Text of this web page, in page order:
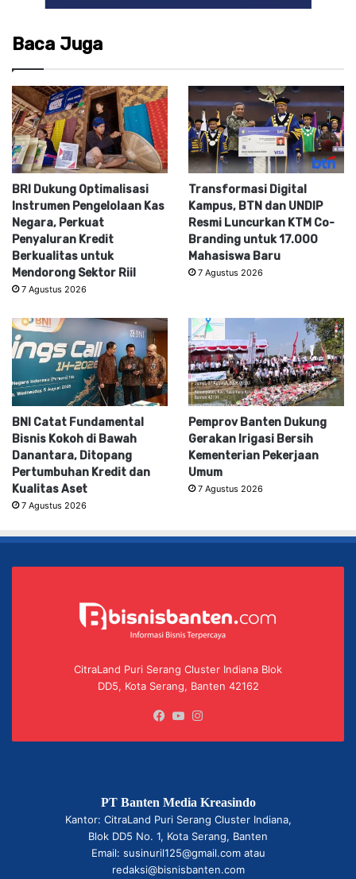
Baca Juga
BRI Dukung Optimalisasi
Instrumen Pengelolaan Kas
Negara, Perkuat
Penyaluran Kredit
Berkualitas untuk
Mendorong Sektor Riil
7 Agustus 2026
Transformasi Digital
Kampus, BTN dan UNDIP
Resmi Luncurkan KTM Co-
Branding untuk 17.000
Mahasiswa Baru
7 Agustus 2026
BNI Catat Fundamental
Bisnis Kokoh di Bawah
Danantara, Ditopang
Pertumbuhan Kredit dan
Kualitas Aset
7 Agustus 2026
Pemprov Banten Dukung
Gerakan Irigasi Bersih
Kementerian Pekerjaan
Umum
7 Agustus 2026
CitraLand Puri Serang Cluster Indiana Blok
DD5, Kota Serang, Banten 42162
Facebook
YouTube
PT Banten Media Kreasindo
Kantor: CitraLand Puri Serang Cluster Indiana,
Blok DD5 No. 1, Kota Serang, Banten
Email: susinuril125@gmail.com atau
redaksi@bisnisbanten.com